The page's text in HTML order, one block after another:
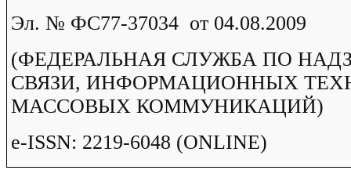
Эл. № ФС77-37034 от 04.08.2009
(ФЕДЕРАЛЬНАЯ СЛУЖБА ПО
СВЯЗИ, ИНФОРМАЦИОННЫХ
МАССОВЫХ КОММУНИКАЦИЙ)
e-ISSN: 2219-6048 (ONLINE)